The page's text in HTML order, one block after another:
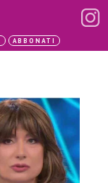
ABBONATI